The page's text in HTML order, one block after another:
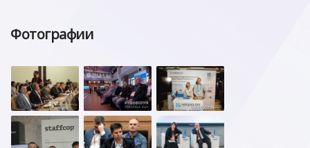
Фотографии